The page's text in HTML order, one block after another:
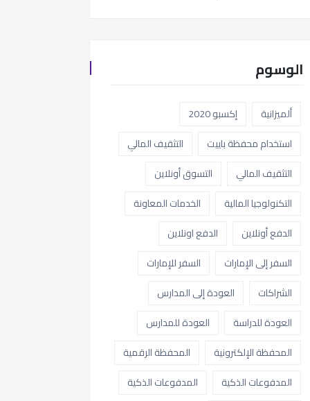
الوسوم
ألميزانية
إكسبو 2020
استخدام محفظة باييت
التثقيف المالي
التثقيف المالي
التسوق أونلاين
التكنولوجيا المالية
الخدمات المعاونة
الدفع أونلاين
الدفع اونلاين
السفر إلى الإمارات
السفر للإمارات
الشراكات
العودة إلى المدارس
العودة للدراسة
العودة للمدارس
المحفظة الإلكترونية
المحفظة الرقمية
المدفوعات الذكية
المدفوعات الذكية